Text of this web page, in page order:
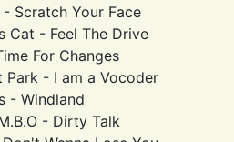
- Scratch Your Face
Cat - Feel The Drive
For Changes
Park - I am a Vocoder
- Windland
- Dirty Talk